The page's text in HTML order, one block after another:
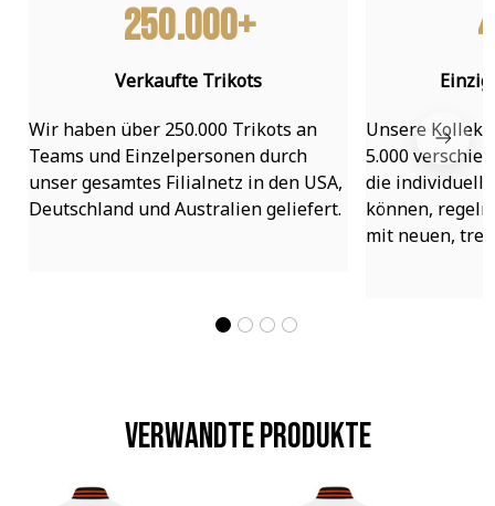
250.000+
Verkaufte Trikots
Wir haben über 250.000 Trikots an
Teams und Einzelpersonen durch
unser gesamtes Filialnetz in den USA,
Deutschland und Australien geliefert.
Unsere
5.000
die individuell
können,
mit neuen,
Verwandte Produkte